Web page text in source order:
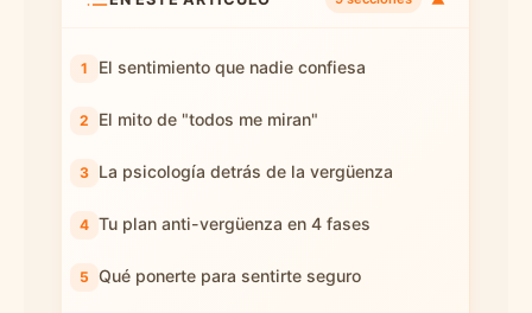
El sentimiento que nadie confiesa
El mito de "todos me miran"
La psicología detrás de la vergüenza
Tu plan anti-vergüenza en 4 fases
Qué ponerte para sentirte seguro